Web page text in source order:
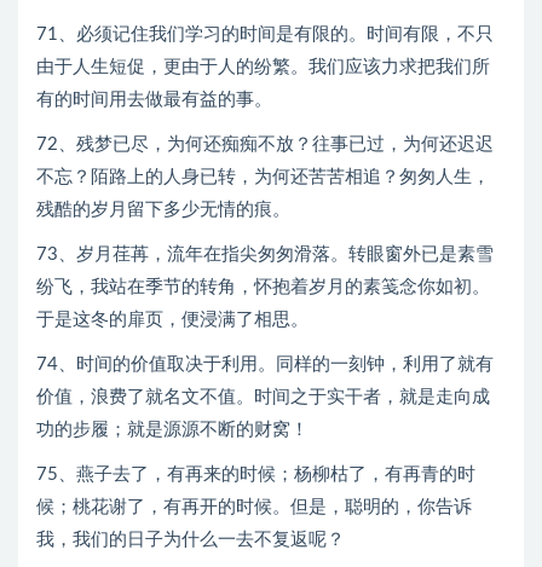
71、必须记住我们学习的时间是有限的。时间有限，不只
由于人生短促，更由于人的纷繁。我们应该力求把我们所
有的时间用去做最有益的事。
72、残梦已尽，为何还痴痴不放？往事已过，为何还迟迟
不忘？陌路上的人身已转，为何还苦苦相追？匆匆人生，
残酷的岁月留下多少无情的痕。
73、岁月荏苒，流年在指尖匆匆滑落。转眼窗外已是素雪
纷飞，我站在季节的转角，怀抱着岁月的素笺念你如初。
于是这冬的扉页，便浸满了相思。
74、时间的价值取决于利用。同样的一刻钟，利用了就有
价值，浪费了就名文不值。时间之于实干者，就是走向成
功的步履；就是源源不断的财窝！
75、燕子去了，有再来的时候；杨柳枯了，有再青的时
候；桃花谢了，有再开的时候。但是，聪明的，你告诉
我，我们的日子为什么一去不复返呢？